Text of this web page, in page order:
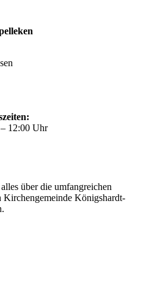
12:00 Uhr
über die umfangreichen
Kirchengemeinde Königshardt-